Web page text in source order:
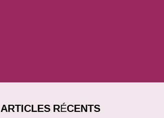
ARTICLES RÉCENTS